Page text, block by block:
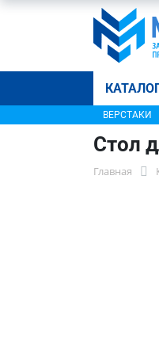
ВЕРСТАКИ
Стол
Главная